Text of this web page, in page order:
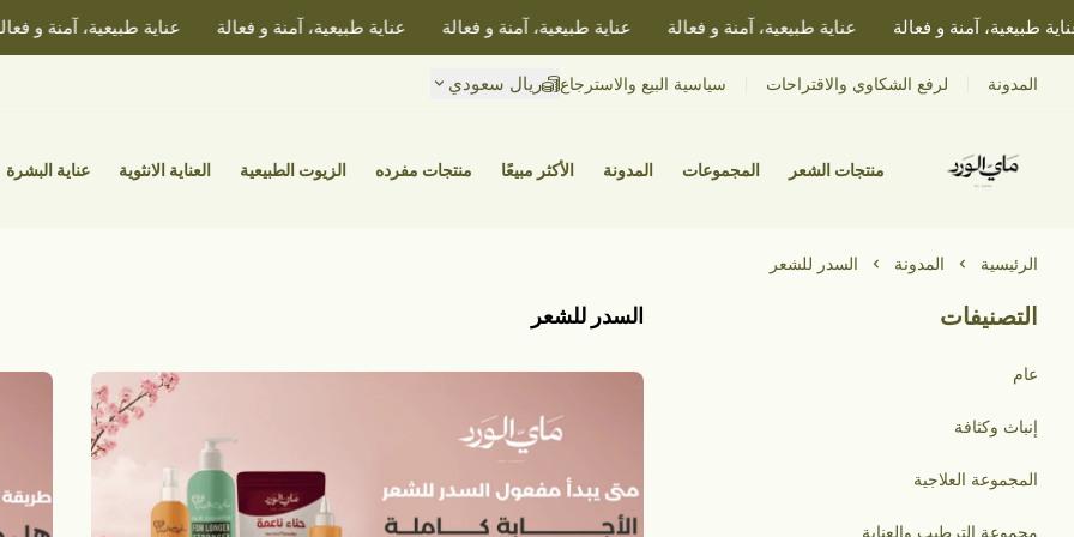
طبيعية، آمنة و فعالة عناية طبيعية، آمنة و فعالة عناية طبيعية، آمنة و فعالة عناية طبيعية، آمنة و فعالة عناية طبيعية، آمنة و فعالة
المدونة لرفع الشكاوي والاقتراحات سياسية البيع والاسترجاع ريال سعودي
منتجات الشعر المجموعات المدونة الأكثر مبيعًا منتجات مفرده الزيوت الطبيعية العناية الانثوية عناية البشرة
الرئيسية المدونة السدر للشعر
التصنيفات
عام
إنباث وكثافة
المجموعة العلاجية
مجموعة الترطيب والعناية
السدر للشعر